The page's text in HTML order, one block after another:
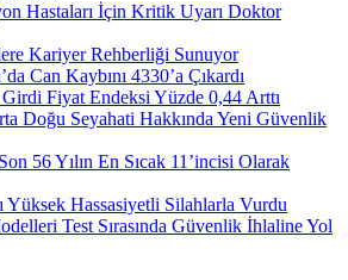
Hastaları İçin Kritik Uyarı Doktor
Kariyer Rehberliği Sunuyor
Can Kaybını 4330’a Çıkardı
Girdi Fiyat Endeksi Yüzde 0,44 Arttı
Doğu Seyahati Hakkında Yeni Güvenlik
56 Yılın En Sıcak 11’incisi Olarak
Yüksek Hassasiyetli Silahlarla Vurdu
Test Sırasında Güvenlik İhlaline Yol